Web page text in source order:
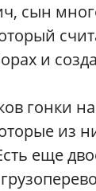
сын
и
гонки
из
еще